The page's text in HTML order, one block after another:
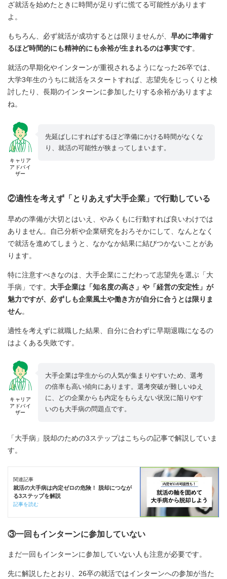
ざ就活を始めたときに時間が足りずに慌てる可能性があります
よ。
もちろん、必ず就活が成功するとは限りませんが、 早めに準備す
るほど時間的にも精神的にも余裕が生まれるのは事実です。
就活の早期化やインターンが重視されるようになった26卒では、
大学3年生のうちに就活をスタートすれば、志望先をじっくりと検
討したり、長期のインターンに参加したりする余裕がありますよ
ね。
キャリア
アドバイ
ザー
先延ばしにすればするほど準備にかける時間がなくな
り、就活の可能性が狭まってしまいます。
②適性を考えず「とりあえず大手企業」で行動している
早めの準備が大切とはいえ、やみくもに行動すれば良いわけでは
ありません。自己分析や企業研究をおろそかにして、なんとなく
で就活を進めてしまうと、なかなか結果に結びつかないことがあ
ります。
特に注意すべきなのは、大手企業にこだわって志望先を選ぶ「大
手病」です。 大手企業は「知名度の高さ」や「経営の安定性」が
魅力ですが、必ずしも企業風土や働き方が自分に合うとは限りま
せん。
適性を考えずに就職した結果、自分に合わずに早期退職になるの
はよくある失敗です。
キャリア
アドバイ
ザー
大手企業は学生からの人気が集まりやすいため、選考
の倍率も高い傾向にあります。選考突破が難しいゆえ
に、どの企業からも内定をもらえない状況に陥りやす
いのも大手病の問題点です。
「大手病」脱却のための3ステップはこちらの記事で解説していま
す。
関連記事
就活の大手病は内定ゼロの危険！ 脱却につなが
る3ステップを解説
記事を読む
③一回もインターンに参加していない
まだ一回もインターンに参加していない人も注意が必要です。
先に解説したとおり、26卒の就活ではインターンへの参加が当た